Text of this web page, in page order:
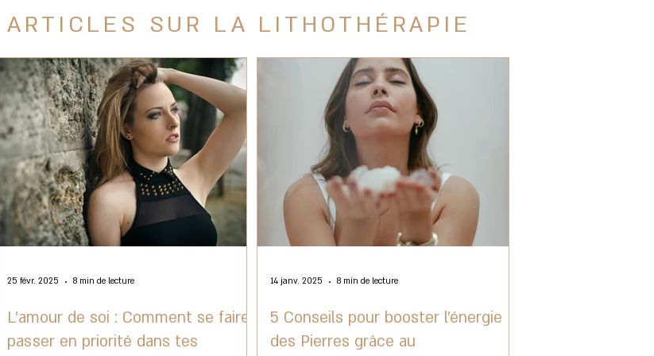
ARTICLES SUR LA LITHOTHÉRAPIE
L'amour de soi : Comment se faire
passer en priorité dans tes
25 févr. 2025 8 min de lecture
5 Conseils pour booster l’énergie
des Pierres grâce au
14 janv. 2025 8 min de lecture